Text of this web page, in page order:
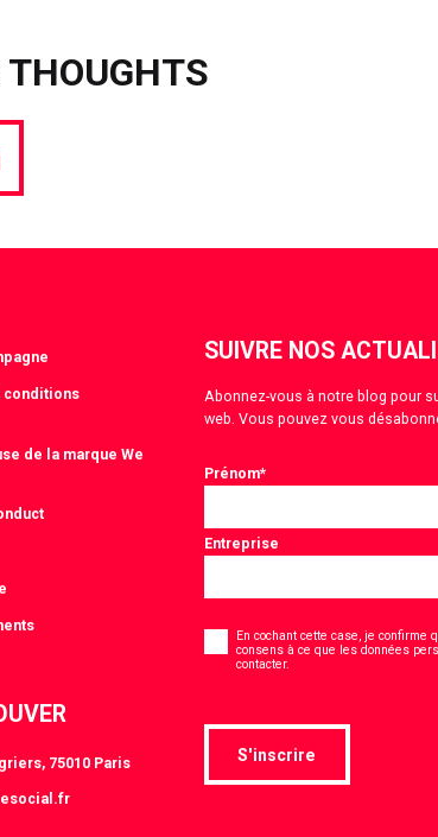
conditions
de la marque We
75010 Paris
SUIVRE NOS
Abonnez-vous à notre blog pour
web. Vous pouvez vous
Prénom*
Entreprise
* En cochant cette case, je confirme
consens à ce que les données
contacter.
S'inscrire